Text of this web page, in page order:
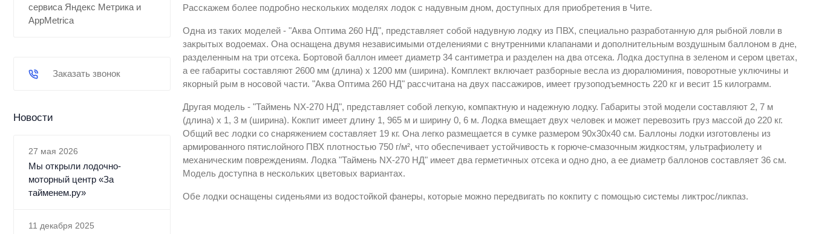
сервиса Яндекс Метрика и
AppMetrica
Заказать звонок
Новости
27 мая 2026
Мы открыли лодочно-
моторный центр «За
тайменем.ру»
11 декабря 2025
Расскажем более подробно нескольких моделях лодок с надувным дном, доступных для приобретения в Чите.
Одна из таких моделей - "Аква Оптима 260 НД", представляет собой надувную лодку из ПВХ, специально разработанную для рыбной ловли в
закрытых водоемах. Она оснащена двумя независимыми отделениями с внутренними клапанами и дополнительным воздушным баллоном в дне,
разделенным на три отсека. Бортовой баллон имеет диаметр 34 сантиметра и разделен на два отсека. Лодка доступна в зеленом и сером цветах,
а ее габариты составляют 2600 мм (длина) х 1200 мм (ширина). Комплект включает разборные весла из дюралюминия, поворотные уключины и
якорный рым в носовой части. "Аква Оптима 260 НД" рассчитана на двух пассажиров, имеет грузоподъемность 220 кг и весит 15 килограмм.
Другая модель - "Таймень NX-270 НД", представляет собой легкую, компактную и надежную лодку. Габариты этой модели составляют 2, 7 м
(длина) х 1, 3 м (ширина). Кокпит имеет длину 1, 965 м и ширину 0, 6 м. Лодка вмещает двух человек и может перевозить груз массой до 220 кг.
Общий вес лодки со снаряжением составляет 19 кг. Она легко размещается в сумке размером 90х30х40 см. Баллоны лодки изготовлены из
армированного пятислойного ПВХ плотностью 750 г/м², что обеспечивает устойчивость к горюче-смазочным жидкостям, ультрафиолету и
механическим повреждениям. Лодка "Таймень NX-270 НД" имеет два герметичных отсека и одно дно, а ее диаметр баллонов составляет 36 см.
Модель доступна в нескольких цветовых вариантах.
Обе лодки оснащены сиденьями из водостойкой фанеры, которые можно передвигать по кокпиту с помощью системы ликтрос/ликпаз.